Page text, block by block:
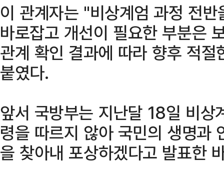
이 관계자는 "비상계엄 과정 전
바로잡고 개선이 필요한 부분은
관계 확인 결과에 따라 향후 적
붙였다.
앞서 국방부는 지난달 18일 비상
령을 따르지 않아 국민의 생명과
을 찾아내 포상하겠다고 발표한